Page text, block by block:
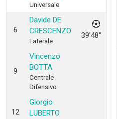
Universale
6
Davide DE
CRESCENZO
Laterale
39'48''
9
Vincenzo
BOTTA
Centrale
Difensivo
12
Giorgio
LUBERTO